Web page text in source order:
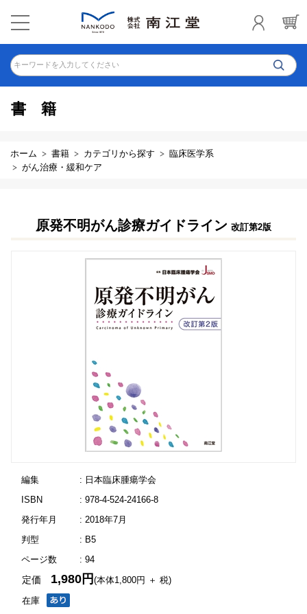
キーワードを入力してください
書籍
ホーム 書籍 カテゴリから探す
臨床医学系
がん治療・緩和ケア
原発不明がん診療ガイドライン 改訂第2版
編集
: 日本臨床腫瘍学会
ISBN
: 978-4-524-24166-8
発行年月
: 2018年7月
判型
: B5
ページ数
: 94
在庫
定価 1,980円(本体1,800円 ＋ 税)